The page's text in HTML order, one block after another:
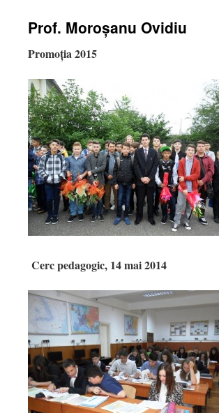
Prof. Moroșanu Ovidiu
Promoția 2015
Cerc pedagogic, 14 mai 2014